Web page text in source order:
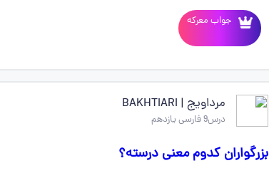
جواب معرکه
مرداویج | BAKHTIARI
درس9 فارسی یازدهم
بزرگواران کدوم معنی درسته؟